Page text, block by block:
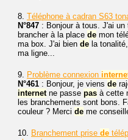
8. Téléphone à cadran S63
N°847 : Bonjour à tous. J'ai
brancher à la place de mon
ma box. J'ai bien de la tonalité,
ma ligne...
9. Problème connexion
N°461 : Bonjour, je viens de
internetne passe pas à cette
les branchements sont bons.
couleur ? Merci de me
10. Branchement prise de